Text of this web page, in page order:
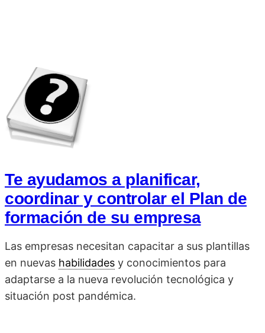
Te ayudamos a planificar,
coordinar y controlar el Plan de
formación de su empresa
Las empresas necesitan capacitar a sus plantillas
en nuevas habilidades y conocimientos para
adaptarse a la nueva revolución tecnológica y
situación post pandémica.